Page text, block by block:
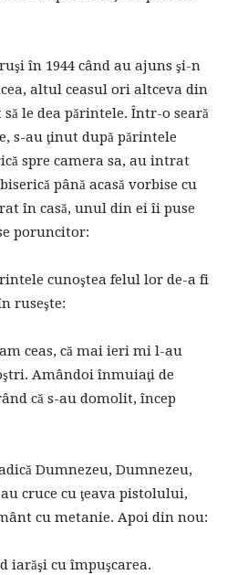
în 1944 când au ajuns şi-n
altul ceasul ori altceva din
le dea părintele. Într-o seară
s-au ţinut după părintele
spre camera sa, au intrat
până acasă vorbise cu
în casă, unul din ei îi puse
poruncitor:
cunoştea felul lor de-a fi
ruseşte:
ceas, că mai ieri mi l-au
Amândoi înmuiaţi de
că s-au domolit, încep
Dumnezeu, Dumnezeu,
cruce cu ţeava pistolului,
cu metanie. Apoi din nou:
iarăşi cu împuşcarea.